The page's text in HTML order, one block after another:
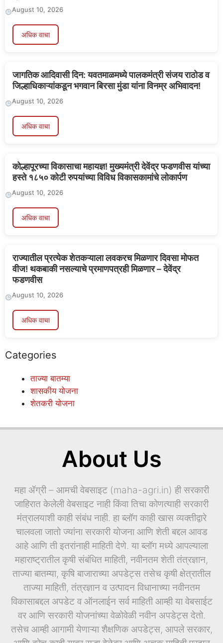
August 10, 2026
अधिक वाचा
जागतिक आदिवासी दिन: यवतमाळमध्ये पालकमंत्री संजय राठोड व
जिल्हाधिकाऱ्यांकडून भगवान बिरसा मुंडा यांना विनम्र अभिवादन!
August 10, 2026
अधिक वाचा
कोल्हापूरच्या विकासाचा महायज्ञ! मुख्यमंत्री देवेंद्र फडणवीस यांच्या
हस्ते १८५० कोटी रुपयांच्या विविध विकासकामांचे लोकार्पण
August 10, 2026
अधिक वाचा
राज्यातील प्रत्येक शेतकऱ्याला लवकरच मिळणार दिवसा मोफत
वीज! थकबाकी नसल्याचे प्रमाणपत्रही मिळणार – देवेंद्र
फडणवीस
August 10, 2026
अधिक वाचा
Categories
ताज्या बातम्या
शासकीय योजना
शेतकरी योजना
About Us
महा ॲग्री – आमची वेबसाइट (maha-agri.in) ही सरकारी
जाहिरात केलेली वेबसाइट नाही किंवा तिचा कोणत्याही सरकारी
मंत्रालयाशी काही संबंध नाही. हा ब्लॉग काही खास व्यक्तीद्वारे
चालवला जातो ज्यांना सरकारी योजना आणि शेती बद्दल आवड
आहे आणि ती इतरांनाही माहिती देणे. या ब्लॉग मध्ये आपल्याला
महाराष्ट्रातील कृषी संबंधित माहिती, नवीनतम शेती तंत्रज्ञान,
ताज्या बातम्या, कृषि बाजाराच्या अपडेट्स तसेच कृषी क्षेत्रातील
ताज्या माहिती, तंत्रज्ञान व उत्पादन विधानाच्या नवीनतम
विकासाबद्दल अपडेट व ऑनलाईन सर्व माहिती आम्ही या वेबसाईट
वर आणि सरकारी योजनांच्या वेळोवेळी नवीन अपडेट्स देतो.
तसेच आम्ही आगामी येणाऱ्या शैक्षणिक अपडेट्स, आपले सरकार,